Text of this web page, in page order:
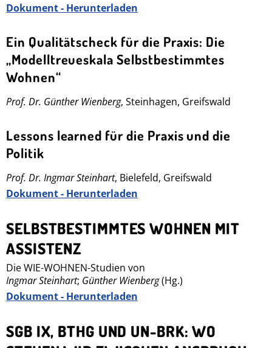
Dokument - Herunterladen
Ein Qualitätscheck für die Praxis: Die
„Modelltreueskala Selbstbestimmtes
Wohnen“
Prof. Dr. Günther Wienberg, Steinhagen, Greifswald
Lessons learned für die Praxis und die
Politik
Prof. Dr. Ingmar Steinhart, Bielefeld, Greifswald
Dokument - Herunterladen
SELBSTBESTIMMTES WOHNEN MIT
ASSISTENZ
Die WIE-WOHNEN-Studien von
Ingmar Steinhart; Günther Wienberg(Hg.)
Dokument - Herunterladen
SGB IX, BTHG UND UN-BRK: WO